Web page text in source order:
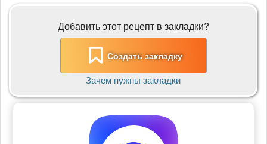
Добавить этот рецепт в закладки?
Создать закладку
Зачем нужны закладки